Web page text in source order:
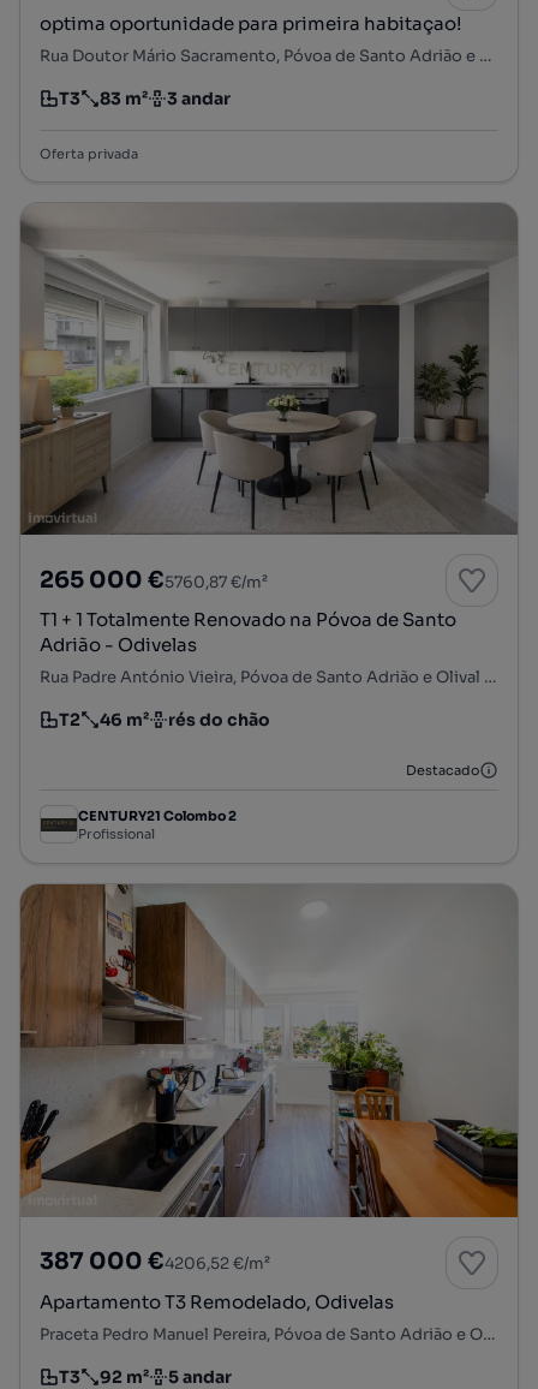
optima oportunidade para primeira habitaçao!
Rua Doutor Mário Sacramento, Póvoa de Santo Adrião e Olival Basto, Odivelas, Lisboa
Tipologia
T3
Preço por metro quadrado
83 m²
Andar 3 andar
Oferta privada
265 000 €5760,87 €/m²
T1 + 1 Totalmente Renovado na Póvoa de Santo
Adrião - Odivelas
Rua Padre António Vieira, Póvoa de Santo Adrião e Olival Basto, Odivelas, Lisboa
Tipologia
T2
Preço por metro quadrado
46 m²
Andar rés do chão
Destacado
CENTURY21 Colombo 2
Profissional
387 000 €4206,52 €/m²
Apartamento T3 Remodelado, Odivelas
Praceta Pedro Manuel Pereira, Póvoa de Santo Adrião e Olival Basto, Odivelas, Lisboa
T3 92 m² 5 andar